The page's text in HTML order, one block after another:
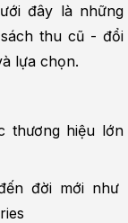
đây là những
thu cũ - đổi
lựa chọn.
thương hiệu lớn
đời mới như